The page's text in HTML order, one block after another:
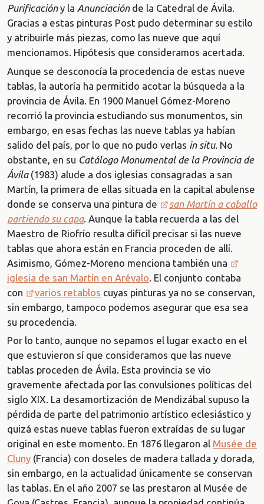
Purificacióny la Anunciación de la Catedral de Ávila.
Gracias a estas pinturas Post pudo determinar su estilo
y atribuirle más piezas, como las nueve que aquí
mencionamos. Hipótesis que consideramos acertada.
Aunque se desconocía la procedencia de estas nueve
tablas, la autoría ha permitido acotar la búsqueda a la
provincia de Ávila. En 1900 Manuel Gómez-Moreno
recorrió la provincia estudiando sus monumentos, sin
embargo, en esas fechas las nueve tablas ya habían
salido del país, por lo que no pudo verlas in situ. No
obstante, en su Catálogo Monumental de la Provincia de
Ávila(1983) alude a dos iglesias consagradas a san
Martín, la primera de ellas situada en la capital abulense
donde se conserva una pintura de
san Martín a caballo
partiendo su capa. Aunque la tabla recuerda a las del
Maestro de Riofrío resulta difícil precisar si las nueve
tablas que ahora están en Francia proceden de allí.
Asimismo, Gómez-Moreno menciona también una
iglesia de san Martín en Arévalo . El conjunto contaba
con
varios retablos cuyas pinturas ya no se conservan,
sin embargo, tampoco podemos asegurar que esa sea
su procedencia.
Por lo tanto, aunque no sepamos el lugar exacto en el
que estuvieron sí que consideramos que las nueve
tablas proceden de Ávila. Esta provincia se vio
gravemente afectada por las convulsiones políticas del
siglo XIX. La desamortización de Mendizábal supuso la
pérdida de parte del patrimonio artístico eclesiástico y
quizá estas nueve tablas fueron extraídas de su lugar
original en este momento. En 1876 llegaron al Musée de
Cluny (Francia) con doseles de madera tallada y dorada,
sin embargo, en la actualidad únicamente se conservan
las tablas. En el año 2007 se las prestaron al Musée de